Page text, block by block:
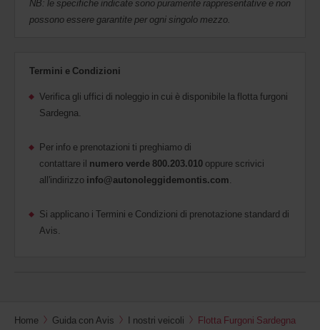
NB: le specifiche indicate sono puramente rappresentative e non
possono essere garantite per ogni singolo mezzo.
Termini e Condizioni
Verifica gli uffici di noleggio in cui è disponibile la flotta furgoni
Sardegna.
Per info e prenotazioni ti preghiamo di
contattare il numero verde 800.203.010 oppure scrivici
all'indirizzo info@autonoleggidemontis.com.
Si applicano i Termini e Condizioni di prenotazione standard di
Avis.
Home Guida con Avis I nostri veicoli Flotta Furgoni Sardegna